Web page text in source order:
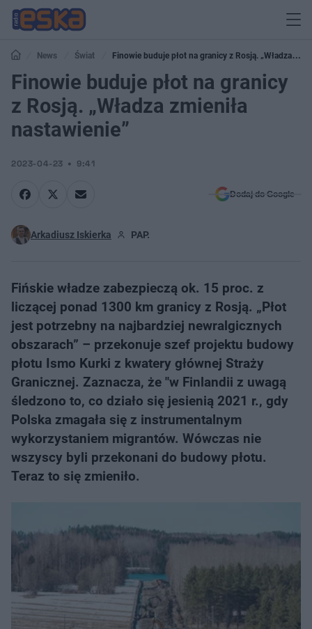
News Świat
Finowie buduje płot na granicy z Rosją. „Władza
zmieniła nastawienie”
Finowie buduje płot na granicy
z Rosją. „Władza zmieniła
nastawienie”
2023-04-23 9:41
Dodaj do Google
Arkadiusz Iskierka PAP.
Fińskie władze zabezpieczą ok. 15 proc. z
liczącej ponad 1300 km granicy z Rosją. „Płot
jest potrzebny na najbardziej newralgicznych
obszarach” – przekonuje szef projektu budowy
płotu Ismo Kurki z kwatery głównej Straży
Granicznej. Zaznacza, że "w Finlandii z uwagą
śledzono to, co działo się jesienią 2021 r., gdy
Polska zmagała się z instrumentalnym
wykorzystaniem migrantów. Wówczas nie
wszyscy byli przekonani do budowy płotu.
Teraz to się zmieniło.